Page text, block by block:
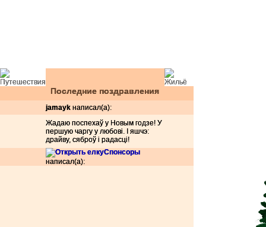
Последние поздравления
jamayk написал(а):
Жадаю поспехаў у Новым годзе! У
першую чаргу у любові. І яшчэ:
драйву, сяброў і радасці!
Спонсоры
написал(а):